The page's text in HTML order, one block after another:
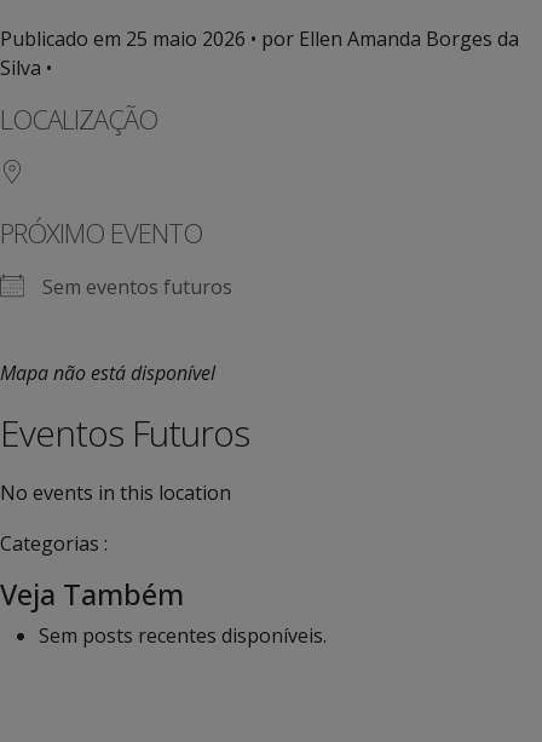
Publicado em 25 maio 2026 • por Ellen Amanda Borges da
Silva •
LOCALIZAÇÃO
PRÓXIMO EVENTO
Sem eventos futuros
Mapa não está disponível
Eventos Futuros
No events in this location
Categorias :
Veja Também
Sem posts recentes disponíveis.